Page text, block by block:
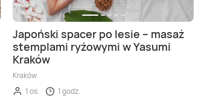
Japoński spacer po lesie – masaż
stemplami ryżowymi w Yasumi
Kraków
Kraków
1 os.
1 godz.